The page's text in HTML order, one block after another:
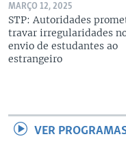
MARÇO 12, 2025
STP: Autoridades
travar irregularidades
envio de estudantes ao
estrangeiro
VER